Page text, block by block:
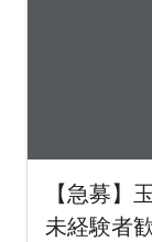
【急募】
未経験者歓